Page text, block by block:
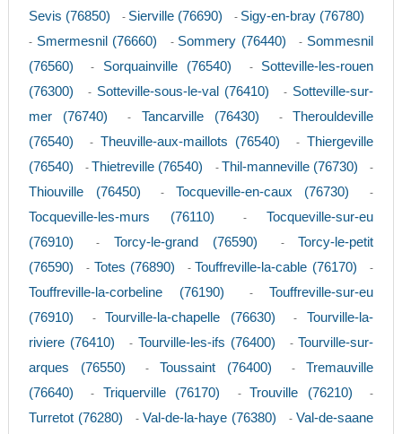
Sevis (76850) - Sierville (76690) - Sigy-en-bray (76780)
- Smermesnil (76660) - Sommery (76440) - Sommesnil
(76560)
- Sorquainville (76540) - Sotteville-les-rouen
(76300)
- Sotteville-sous-le-val (76410) - Sotteville-sur-
mer (76740)
- Tancarville (76430) - Therouldeville
(76540)
- Theuville-aux-maillots (76540) - Thiergeville
(76540)
- Thietreville (76540) - Thil-manneville (76730) -
Thiouville (76450) - Tocqueville-en-caux (76730) -
Tocqueville-les-murs (76110) - Tocqueville-sur-eu
(76910)
- Torcy-le-grand (76590) - Torcy-le-petit
(76590)
- Totes (76890) - Touffreville-la-cable (76170) -
Touffreville-la-corbeline (76190) - Touffreville-sur-eu
(76910)
- Tourville-la-chapelle (76630) - Tourville-la-
riviere (76410)
- Tourville-les-ifs (76400) - Tourville-sur-
arques (76550)
- Toussaint (76400) - Tremauville
(76640)
- Triquerville (76170) - Trouville (76210) -
Turretot (76280) - Val-de-la-haye (76380) - Val-de-saane